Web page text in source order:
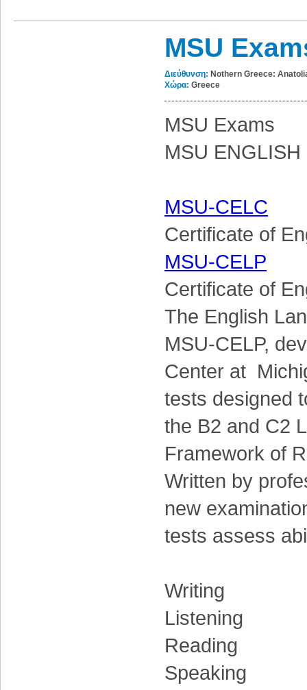
MSU
Διεύθυνση: Nothern Greece:
Χώρα: Greece
MSU Exams
MSU
MSU-CELC
Certificate of
MSU-CELP
Certificate of
The English
MSU-CELP,
Center at
tests designed
the B2 and C2
Framework of
Written by
new
tests assess
Writing
Listening
Reading
Speaking